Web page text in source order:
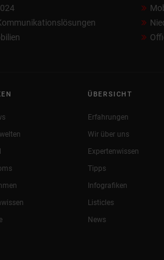
ÜBERSICHT
Erfahrungen
Wir über uns
Expertenwissen
Tipps
Infografiken
Listicles
News